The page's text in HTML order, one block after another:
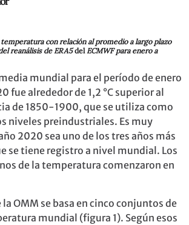
con relación al promedio a largo plazo
reanálisis de ERA5del ECMWF para enero a
mundial para el período de enero
fue alrededor de 1,2 °C superior al
de 1850-1900, que se utiliza como
niveles preindustriales. Es muy
2020 sea uno de los tres años más
se tiene registro a nivel mundial. Los
de la temperatura comenzaron en
la OMM se basa en cinco conjuntos de
mundial (figura 1). Según esos